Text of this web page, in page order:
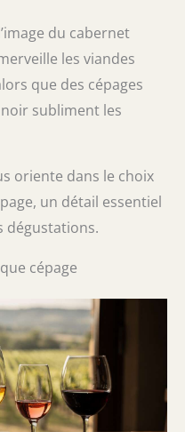
du cabernet
les viandes
que des cépages
subliment les
oriente dans le choix
un détail essentiel
dégustations.
cépage